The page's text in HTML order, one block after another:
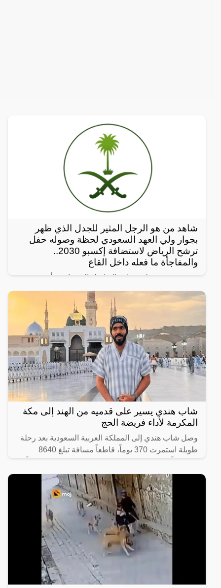
شاهد من هو الرجل المثير للجدل الذي ظهر
بجوار ولي العهد السعودي لحظة وصوله حفل
ترشح الرياض لاستضافة إكسبو 2030..
والمفاجأة ما فعله داخل القاع
رصد مغردون على مواقع التواصل الإجتماعي، أحدث
ظهور للرجل المجهول ذو النظرات الحادة الذي يقف دوماً
بالقرب من ولي العهد السعودي الأمير محمد بن سلمان
شاب هندي يسير على قدميه من الهند إلى مكة
المكرمة لأداء فريضة الحج
وصل شاب هندي إلى المملكة العربية السعودية بعد رحلة
طويلة استمرت 370 يوماً، قاطعاً مسافة تبلغ 8640
على